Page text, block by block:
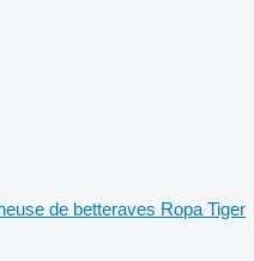
de betteraves Ropa Tiger